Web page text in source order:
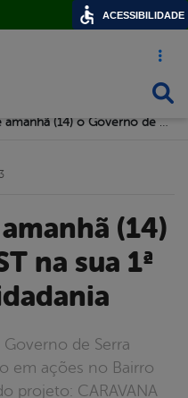
Acesso
na sua 1ª
em ações no Bairro
projeto: CARAVANA
ACESSIBILIDADE